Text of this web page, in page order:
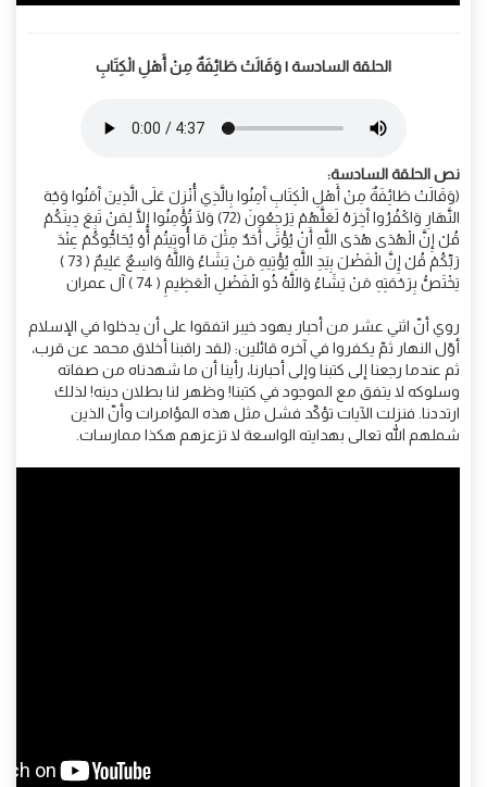
الحلقة السادسة | وَقَالَتْ طَائِفَةٌ مِنْ أَهْلِ الْكِتَابِ
نص الحلقة السادسة:
(وَقَالَتْ طَائِفَةٌ مِنْ أَهْلِ الْكِتَابِ آَمِنُوا بِالَّذِي أُنْزِلَ عَلَى الَّذِينَ آَمَنُوا وَجْهَ
النَّهَارِ وَاكْفُرُوا آَخِرَهُ لَعَلَّهُمْ يَرْجِعُونَ (72) وَلَا تُؤْمِنُوا إِلَّا لِمَنْ تَبِعَ دِينَكُمْ
قُلْ إِنَّ الْهُدَى هُدَى اللَّهِ أَنْ يُؤْتَى أَحَدٌ مِثْلَ مَا أُوتِيتُمْ أَوْ يُحَاجُّوكُمْ عِنْدَ
رَبِّكُمْ قُلْ إِنَّ الْفَضْلَ بِيَدِ اللَّهِ يُؤْتِيهِ مَنْ يَشَاءُ وَاللَّهُ وَاسِعٌ عَلِيمٌ ( 73 )
يَخْتَصُّ بِرَحْمَتِهِ مَنْ يَشَاءُ وَاللَّهُ ذُو الْفَضْلِ الْعَظِيمِ ( 74 ) آل عمران
روي أنّ اثني عشر من أحبار يهود خيبر اتفقوا على أن يدخلوا في الإسلام
أوّل النهار ثمّ يكفروا في آخره قائلين: (لقد راقبنا أخلاق محمد عن قرب،
ثم عندما رجعنا إلى كتبنا وإلى أحبارنا، رأينا أن ما شهدناه من صفاته
وسلوكه لا يتفق مع الموجود في كتبنا! وظهر لنا بطلان دينه! لذلك
ارتددنا. فنزلت الآيات تؤكّد فشل مثل هذه المؤامرات وأنّ الذين
شملهم الله تعالى بهدايته الواسعة لا تزعزهم هكذا ممارسات.